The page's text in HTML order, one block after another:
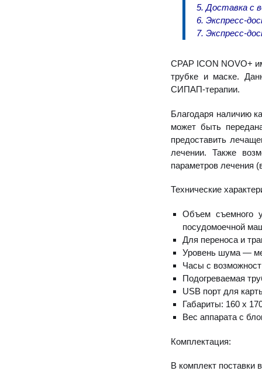
Доставка с
Экспресс-
Экспресс-
CPAP ICON NOVO+
трубке и маске.
СИПАП-терапии.
Благодаря наличию
может быть
предоставить
лечении. Также
параметров лечения
Технические
Объем съемного
посудомоечной
Для переноса и
Уровень шума —
Часы с
Подогреваемая
USB порт для
Габариты: 160 x
Вес аппарата с
Комплектация:
В комплект поставки